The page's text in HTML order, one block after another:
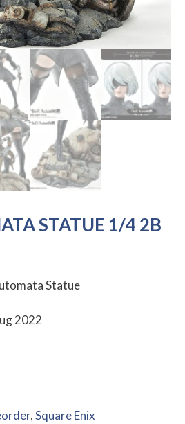
STATUE 1/4 2B
Statue
2022
,Square Enix